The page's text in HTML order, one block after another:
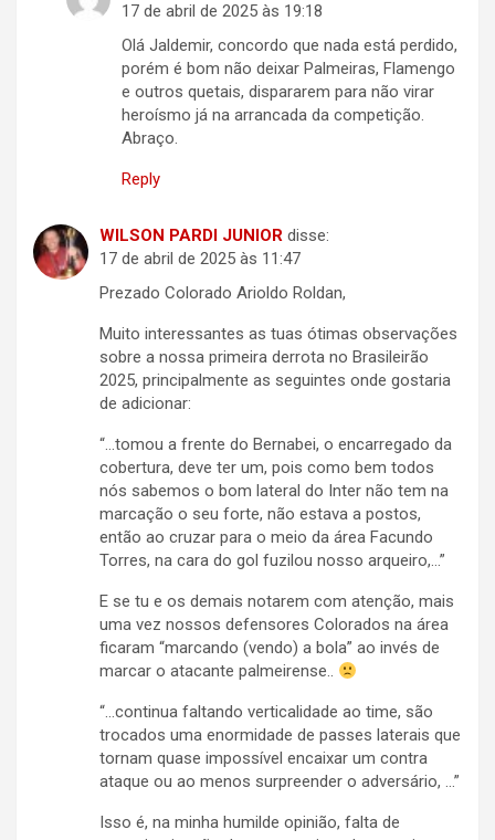
17 de abril de 2025 às 19:18
Olá Jaldemir, concordo que nada está perdido,
porém é bom não deixar Palmeiras, Flamengo
e outros quetais, dispararem para não virar
heroísmo já na arrancada da competição.
Abraço.
Reply
WILSON PARDI JUNIOR disse:
17 de abril de 2025 às 11:47
Prezado Colorado Arioldo Roldan,
Muito interessantes as tuas ótimas observações
sobre a nossa primeira derrota no Brasileirão
2025, principalmente as seguintes onde gostaria
de adicionar:
“…tomou a frente do Bernabei, o encarregado da
cobertura, deve ter um, pois como bem todos
nós sabemos o bom lateral do Inter não tem na
marcação o seu forte, não estava a postos,
então ao cruzar para o meio da área Facundo
Torres, na cara do gol fuzilou nosso arqueiro,…”
E se tu e os demais notarem com atenção, mais
uma vez nossos defensores Colorados na área
ficaram “marcando (vendo) a bola” ao invés de
marcar o atacante palmeirense..
“…continua faltando verticalidade ao time, são
trocados uma enormidade de passes laterais que
tornam quase impossível encaixar um contra
ataque ou ao menos surpreender o adversário, …”
Isso é, na minha humilde opinião, falta de